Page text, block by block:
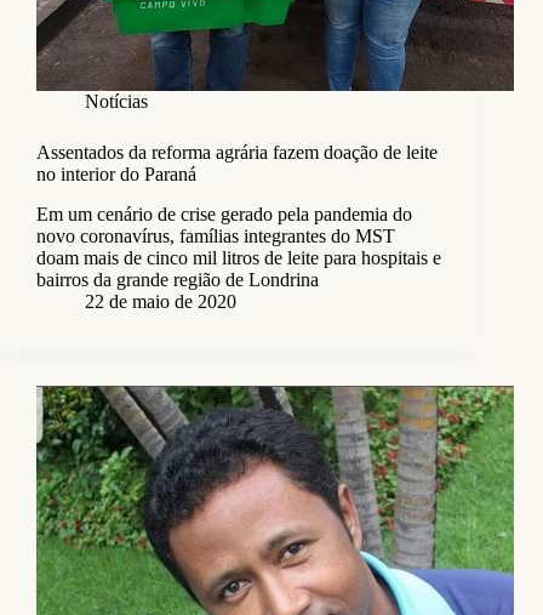
Notícias
Assentados da reforma agrária fazem doação de leite
no interior do Paraná
Em um cenário de crise gerado pela pandemia do
novo coronavírus, famílias integrantes do MST
doam mais de cinco mil litros de leite para hospitais e
bairros da grande região de Londrina
22 de maio de 2020